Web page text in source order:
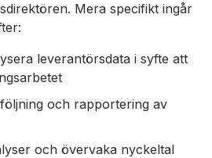
Mera specifikt ingår
leverantörsdata i syfte att
och rapportering av
och övervaka nyckeltal